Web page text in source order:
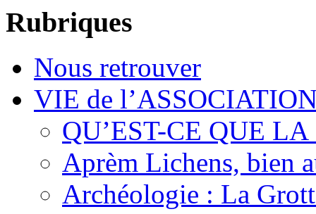
Rubriques
Nous retrouver
VIE de
QU’EST-CE QUE
Aprèm Lichens, bien
Archéologie : La